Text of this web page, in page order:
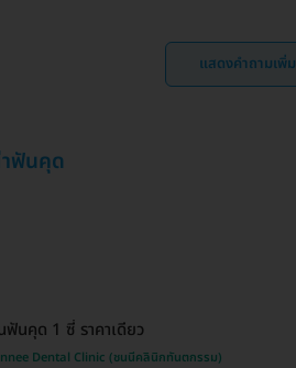
แสดงคำถามเพิ่ม
ฟันคุด
ฟันคุด 1 ซี่ ราคาเดียว
Dental Clinic (ชนนีคลินิกทันตกรรม)